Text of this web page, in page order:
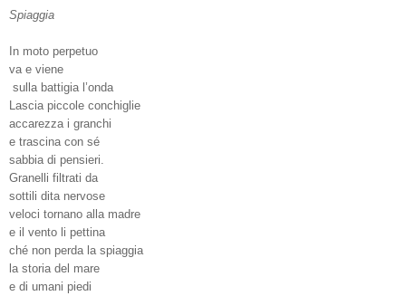
Spiaggia
In moto perpetuo
va e viene
sulla battigia l’onda
Lascia piccole conchiglie
accarezza i granchi
e trascina con sé
sabbia di pensieri.
Granelli filtrati da
sottili dita nervose
veloci tornano alla madre
e il vento li pettina
ché non perda la spiaggia
la storia del mare
e di umani piedi